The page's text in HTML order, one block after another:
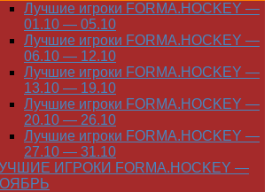
Лучшие игроки FORMA.HOCKEY —
01.10 — 05.10
Лучшие игроки FORMA.HOCKEY —
06.10 — 12.10
Лучшие игроки FORMA.HOCKEY —
13.10 — 19.10
Лучшие игроки FORMA.HOCKEY —
20.10 — 26.10
Лучшие игроки FORMA.HOCKEY —
27.10 — 31.10
ИГРОКИ FORMA.HOCKEY —